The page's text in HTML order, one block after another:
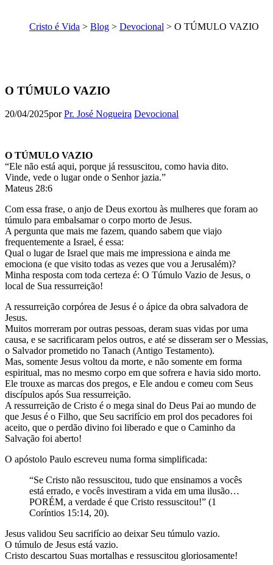
Cristo é Vida > Blog > Devocional > O TÚMULO VAZIO
O TÚMULO VAZIO
20/04/2025porPr. José Nogueira Devocional
O TÚMULO VAZIO
“Ele não está aqui, porque já ressuscitou, como havia dito.
Vinde, vede o lugar onde o Senhor jazia.”
Mateus 28:6
Com essa frase, o anjo de Deus exortou às mulheres que foram ao
túmulo para embalsamar o corpo morto de Jesus.
A pergunta que mais me fazem, quando sabem que viajo
frequentemente a Israel, é essa:
Qual o lugar de Israel que mais me impressiona e ainda me
emociona (e que visito todas as vezes que vou a Jerusalém)?
Minha resposta com toda certeza é: O Túmulo Vazio de Jesus, o
local de Sua ressurreição!
A ressurreição corpórea de Jesus é o ápice da obra salvadora de
Jesus.
Muitos morreram por outras pessoas, deram suas vidas por uma
causa, e se sacrificaram pelos outros, e até se disseram ser o Messias,
o Salvador prometido no Tanach (Antigo Testamento).
Mas, somente Jesus voltou da morte, e não somente em forma
espiritual, mas no mesmo corpo em que sofrera e havia sido morto.
Ele trouxe as marcas dos pregos, e Ele andou e comeu com Seus
discípulos após Sua ressurreição.
A ressurreição de Cristo é o mega sinal do Deus Pai ao mundo de
que Jesus é o Filho, que Seu sacrifício em prol dos pecadores foi
aceito, que o perdão divino foi liberado e que o Caminho da
Salvação foi aberto!
O apóstolo Paulo escreveu numa forma simplificada:
“Se Cristo não ressuscitou, tudo que ensinamos a vocês
está errado, e vocês investiram a vida em uma ilusão…
PORÉM, a verdade é que Cristo ressuscitou!” (1
Coríntios 15:14, 20).
Jesus validou Seu sacrifício ao deixar Seu túmulo vazio.
O túmulo de Jesus está vazio.
Cristo descartou Suas mortalhas e ressuscitou gloriosamente!